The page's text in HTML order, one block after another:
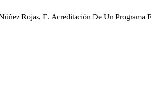
Rojas, E. Acreditación De Un Programa